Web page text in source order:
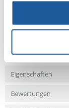
Fragen
Eigenschaften
Bewertungen